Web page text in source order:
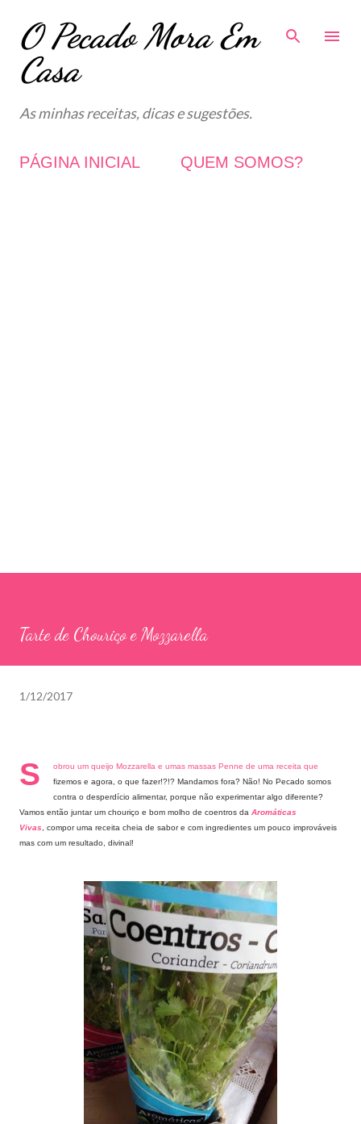
Avançar para o conteúdo principal
O Pecado Mora Em
Casa
As minhas receitas, dicas e sugestões.
PÁGINA INICIAL QUEM SOMOS?
Tarte de Chouriço e Mozzarella
1/12/2017
S
obrou um queijo Mozzarella e umas massas Penne de uma receita que
fizemos e agora, o que fazer!?!? Mandamos fora? Não! No Pecado somos
contra o desperdício alimentar, porque não experimentar algo diferente?
Vamos então juntar um chouriço e bom molho de coentros da Aromáticas
Vivas, compor uma receita cheia de sabor e com ingredientes um pouco improváveis
mas com um resultado, divinal!